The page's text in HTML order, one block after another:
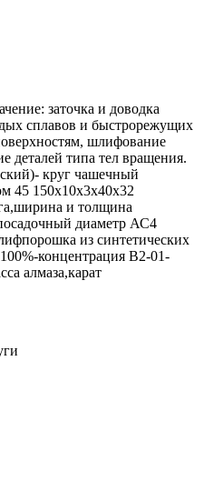
заточка и доводка
сплавов и быстрорежущих
шлифование
деталей типа тел вращения.
круг чашечный
45 150х10х3х40х32
и толщина
диаметр АС4
из синтетических
концентрация В2-01-
алмаза,карат